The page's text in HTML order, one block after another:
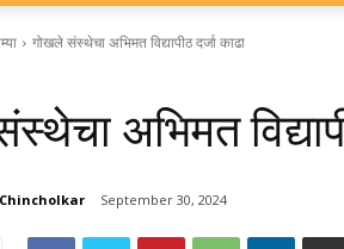
गोखले संस्थेचा अभिमत विद्यापीठ दर्जा काढा
अभिमत
September 30, 2024